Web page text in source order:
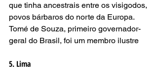
que tinha ancestrais entre os visigodos,
povos bárbaros do norte da Europa.
Tomé de Souza, primeiro governador-
geral do Brasil, foi um membro ilustre
5. Lima